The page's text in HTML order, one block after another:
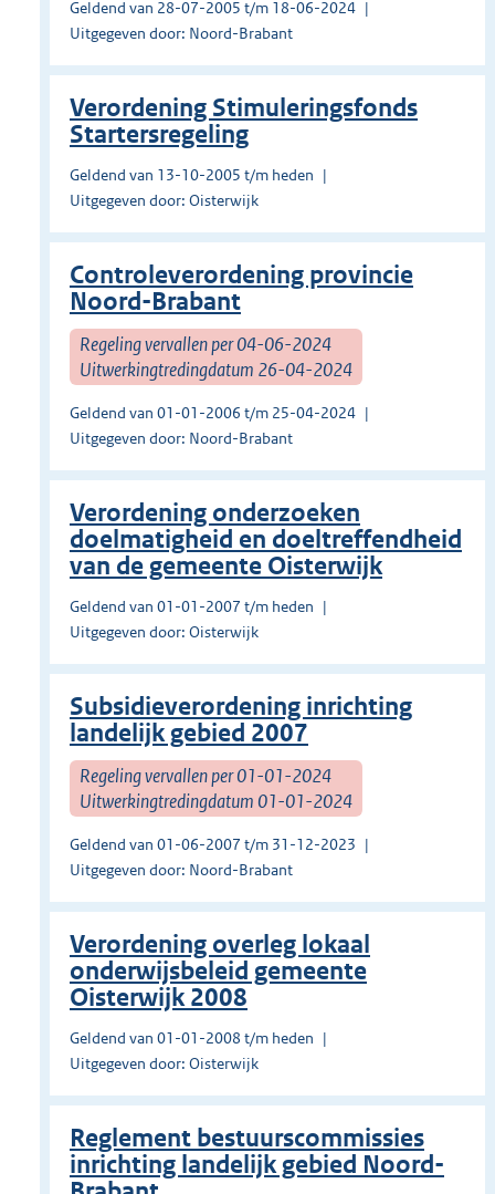
Geldend van 28-07-2005 t/m 18-06-2024
Uitgegeven door: Noord-Brabant
Verordening Stimuleringsfonds
Startersregeling
Geldend van 13-10-2005 t/m heden
Uitgegeven door: Oisterwijk
Controleverordening provincie
Noord-Brabant
Regeling vervallen per 04-06-2024
Uitwerkingtredingdatum 26-04-2024
Geldend van 01-01-2006 t/m 25-04-2024
Uitgegeven door: Noord-Brabant
Verordening onderzoeken
doelmatigheid en doeltreffendheid
van de gemeente Oisterwijk
Geldend van 01-01-2007 t/m heden
Uitgegeven door: Oisterwijk
Subsidieverordening inrichting
landelijk gebied 2007
Regeling vervallen per 01-01-2024
Uitwerkingtredingdatum 01-01-2024
Geldend van 01-06-2007 t/m 31-12-2023
Uitgegeven door: Noord-Brabant
Verordening overleg lokaal
onderwijsbeleid gemeente
Oisterwijk 2008
Geldend van 01-01-2008 t/m heden
Uitgegeven door: Oisterwijk
Reglement bestuurscommissies
inrichting landelijk gebied Noord-